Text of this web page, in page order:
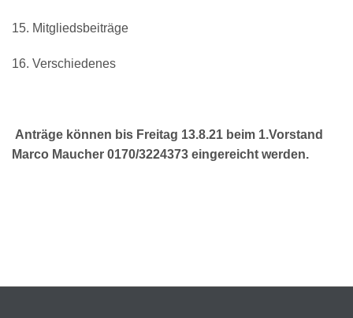
15. Mitgliedsbeiträge
16. Verschiedenes
Anträge können bis Freitag 13.8.21 beim 1.Vorstand
Marco Maucher 0170/3224373 eingereicht werden.